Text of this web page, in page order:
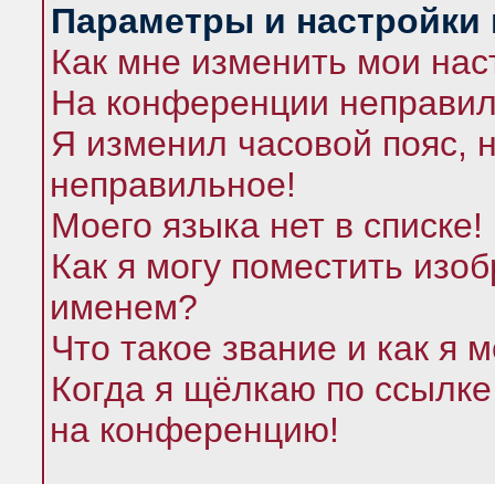
Параметры и настройки
Как мне изменить мои
На конференции
Я изменил часовой пояс,
неправильное!
Моего языка нет в списке!
Как я могу поместить
именем?
Что такое звание и как я
Когда я щёлкаю по
на конференцию!